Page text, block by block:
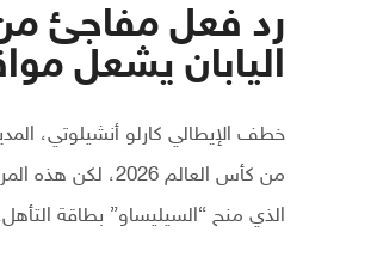
رد فعل مفاجئ من
اليابان يشعل
من كأس العالم
الذي منح “السيليساو” بطاقة